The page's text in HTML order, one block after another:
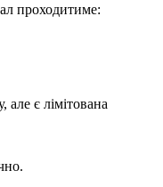
проходитиме:
але є лімітована